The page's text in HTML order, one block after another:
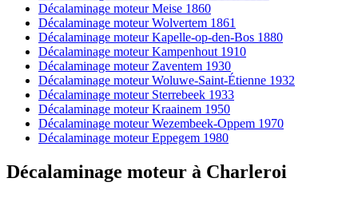
Décalaminage moteur Meise 1860
Décalaminage moteur Wolvertem 1861
Décalaminage moteur Kapelle-op-den-Bos 1880
Décalaminage moteur Kampenhout 1910
Décalaminage moteur Zaventem 1930
Décalaminage moteur Woluwe-Saint-Étienne 1932
Décalaminage moteur Sterrebeek 1933
Décalaminage moteur Kraainem 1950
Décalaminage moteur Wezembeek-Oppem 1970
Décalaminage moteur Eppegem 1980
Décalaminage moteur à Charleroi